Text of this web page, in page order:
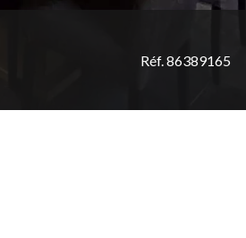
Réf. 86389165